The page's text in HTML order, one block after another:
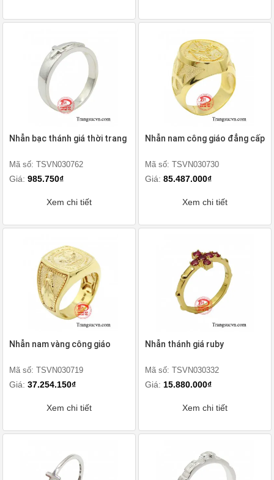
Nhẫn bạc thánh giá thời trang
Mã số: TSVN030762
Giá: 985.750₫
Xem chi tiết
Nhẫn nam công giáo đẳng cấp
Mã số: TSVN030730
Giá: 85.487.000₫
Xem chi tiết
Nhẫn nam vàng công giáo
Mã số: TSVN030719
Giá: 37.254.150₫
Xem chi tiết
Nhẫn thánh giá ruby
Mã số: TSVN030332
Giá: 15.880.000₫
Xem chi tiết